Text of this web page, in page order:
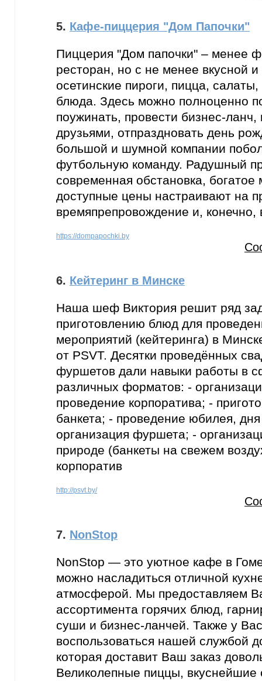
5. Кафе-пиццерия "Дом Папочки"
Пиццерия "Дом папочки" – менее
ресторан, но с не менее вкусной
осетинские пироги, пицца,
блюда. Здесь можно полноценно
поужинать, провести бизнес-ланч,
друзьями, отпраздновать день
большой и шумной компании
футбольную команду. Радушный
современная обстановка,
доступные цены настраивают на
времяпрепровождение и, конечно,
https://dompapochki.by
6. Кейтеринг в Минске
Наша шеф Виктория решит ряд
приготовлению блюд для
мероприятий (кейтеринга) в
от PSVT. Десятки проведённых
фуршетов дали навыки работы в
различных форматов: -
проведение корпоратива; -
банкета; - проведение юбилея,
организация фуршета; -
природе (банкеты на свежем
корпоратив
http://psvt.by/
7. NonStop
NonStop — это уютное кафе в
можно насладиться отличной
атмосферой. Мы предоставляем
ассортимента горячих блюд,
суши и бизнес-ланчей. Также у
воспользоваться нашей службой
которая доставит Ваш заказ
Великолепные пиццы,